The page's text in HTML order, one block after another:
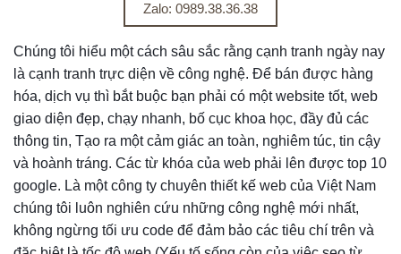
Zalo: 0989.38.36.38
Chúng tôi hiểu một cách sâu sắc rằng cạnh tranh ngày nay
là cạnh tranh trực diện về công nghệ. Để bán được hàng
hóa, dịch vụ thì bắt buộc bạn phải có một website tốt, web
giao diện đẹp, chạy nhanh, bố cục khoa học, đầy đủ các
thông tin, Tạo ra một cảm giác an toàn, nghiêm túc, tin cậy
và hoành tráng. Các từ khóa của web phải lên được top 10
google. Là một công ty chuyên thiết kế web của Việt Nam
chúng tôi luôn nghiên cứu những công nghệ mới nhất,
không ngừng tối ưu code để đảm bảo các tiêu chí trên và